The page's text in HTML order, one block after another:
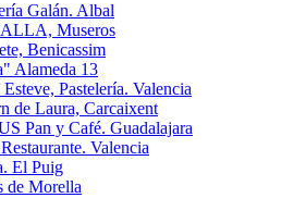
Galán. Albal
Museros
Benicassim
Alameda 13
Pastelería. Valencia
de Laura, Carcaixent
Pan y Café. Guadalajara
Valencia
El Puig
de Morella